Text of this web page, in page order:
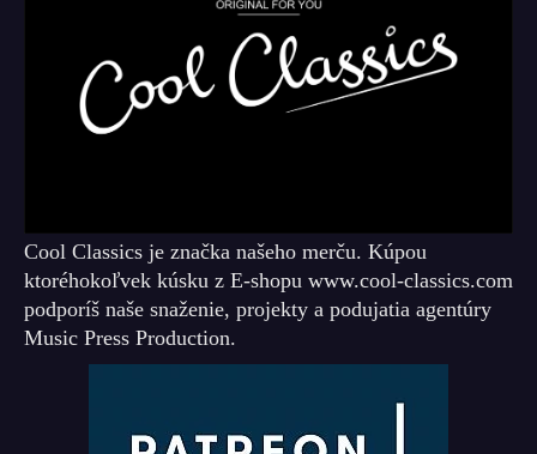
Cool Classics je značka našeho merču. Kúpou
ktoréhokoľvek kúsku z E-shopu www.cool-classics.com
podporíš naše snaženie, projekty a podujatia agentúry
Music Press Production.